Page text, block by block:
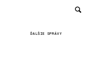
ĎALŠIE SPRÁVY